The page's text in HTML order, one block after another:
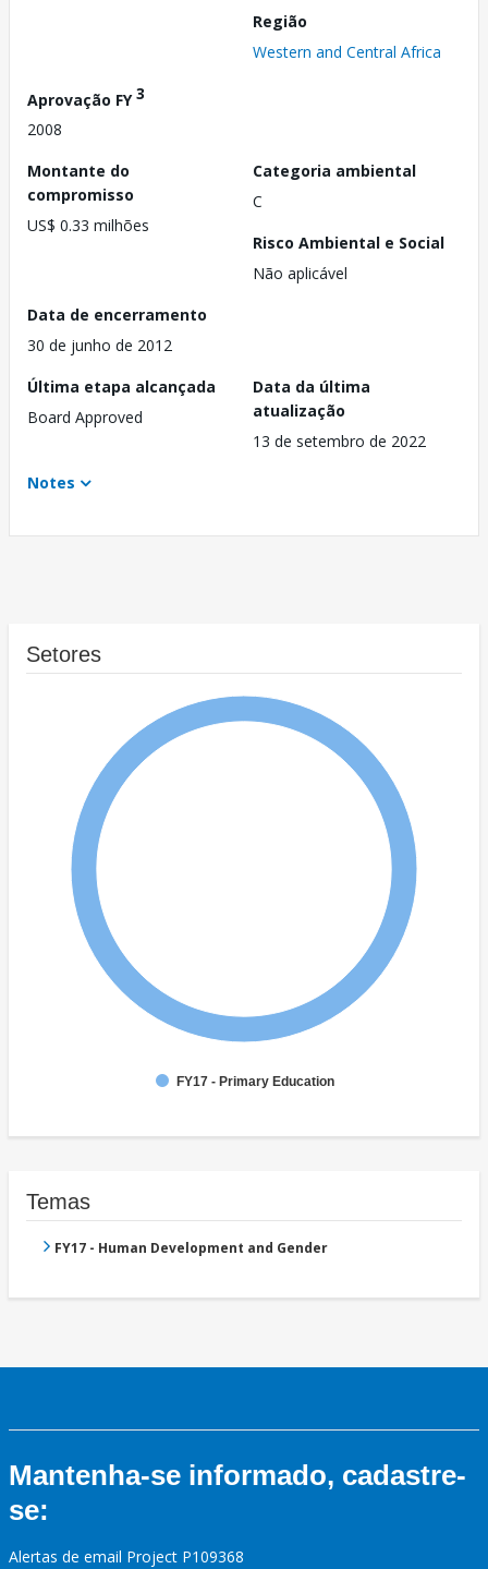
Região
Western and Central Africa
Aprovação FY3
2008
Montante do
compromisso
US$ 0.33 milhões
Categoria ambiental
C
Risco Ambiental e Social
Não aplicável
Data de encerramento
30 de junho de 2012
Última etapa alcançada
Board Approved
Data da última
atualização
13 de setembro de 2022
Notes
Setores
FY17 - Primary Education
Temas
FY17 - Human Development and Gender
Mantenha-se informado, cadastre-
se:
Alertas de email Project P109368